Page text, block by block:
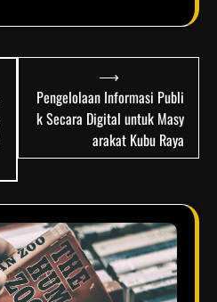
Pengelolaan Informasi Publi
k Secara Digital untuk Masy
arakat Kubu Raya
⟶